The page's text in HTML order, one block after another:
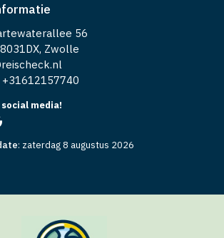
56
Zwolle
31612157740
media!
: zaterdag 8 augustus 2026